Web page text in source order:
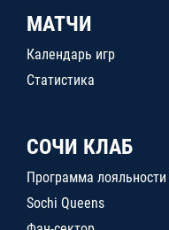
МАТЧИ
Календарь игр
Статистика
СОЧИ КЛАБ
Программа лояльности
Sochi Queens